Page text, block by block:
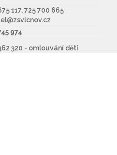
117, 725 700 665
974
320 - omlouvání dětí